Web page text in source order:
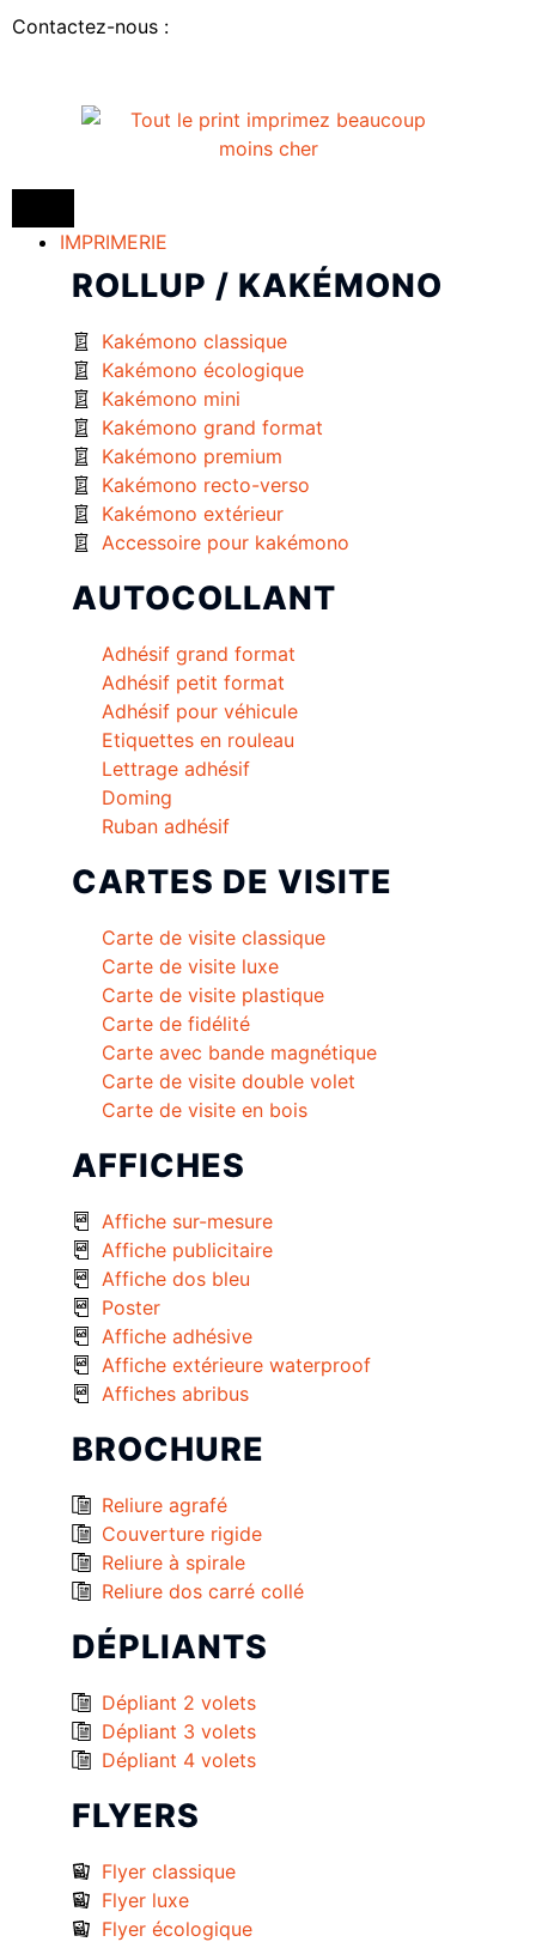
Contactez-nous :
IMPRIMERIE
ROLLUP / KAKÉMONO
Kakémono classique
Kakémono écologique
Kakémono mini
Kakémono grand format
Kakémono premium
Kakémono recto-verso
Kakémono extérieur
Accessoire pour kakémono
AUTOCOLLANT
Adhésif grand format
Adhésif petit format
Adhésif pour véhicule
Etiquettes en rouleau
Lettrage adhésif
Doming
Ruban adhésif
CARTES DE VISITE
Carte de visite classique
Carte de visite luxe
Carte de visite plastique
Carte de fidélité
Carte avec bande magnétique
Carte de visite double volet
Carte de visite en bois
AFFICHES
Affiche sur-mesure
Affiche publicitaire
Affiche dos bleu
Poster
Affiche adhésive
Affiche extérieure waterproof
Affiches abribus
BROCHURE
Reliure agrafé
Couverture rigide
Reliure à spirale
Reliure dos carré collé
DÉPLIANTS
Dépliant 2 volets
Dépliant 3 volets
Dépliant 4 volets
FLYERS
Flyer classique
Flyer luxe
Flyer écologique